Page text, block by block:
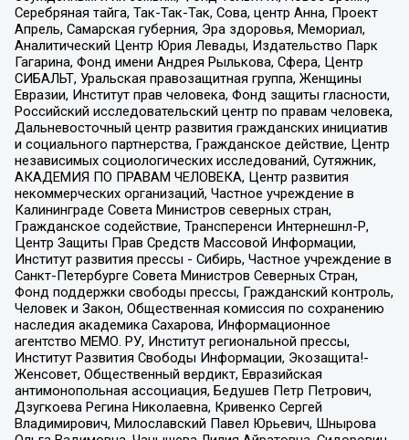
Серебряная тайга, Так-Так-Так, Сова, центр Анна, Проект
Апрель, Самарская губерния, Эра здоровья, Мемориал,
Аналитический Центр Юрия Левады, Издательство Парк
Гагарина, Фонд имени Андрея Рылькова, Сфера, Центр
СИБАЛЬТ, Уральская правозащитная группа, Женщины
Евразии, Институт прав человека, Фонд защиты гласности,
Российский исследовательский центр по правам человека,
Дальневосточный центр развития гражданских инициатив
и социального партнерства, Гражданское действие, Центр
независимых социологических исследований, Сутяжник,
АКАДЕМИЯ ПО ПРАВАМ ЧЕЛОВЕКА, Центр развития
некоммерческих организаций, Частное учреждение в
Калининграде Совета Министров северных стран,
Гражданское содействие, Трансперенси Интернешнл-Р,
Центр Защиты Прав Средств Массовой Информации,
Институт развития прессы - Сибирь, Частное учреждение в
Санкт-Петербурге Совета Министров Северных Стран,
Фонд поддержки свободы прессы, Гражданский контроль,
Человек и Закон, Общественная комиссия по сохранению
наследия академика Сахарова, Информационное
агентство МЕМО. РУ, Институт региональной прессы,
Институт Развития Свободы Информации, Экозащита!-
Женсовет, Общественный вердикт, Евразийская
антимонопольная ассоциация, Бедушев Петр Петрович,
Дзугкоева Регина Николаевна, Кривенко Сергей
Владимирович, Милославский Павел Юрьевич, Шнырова